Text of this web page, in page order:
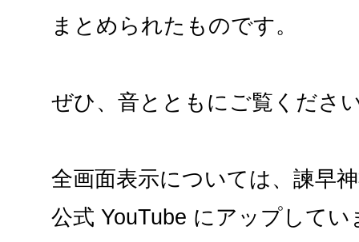
まとめられたものです。
ぜひ、音とともにご覧くださ
全画面表示については、諫早
公式 YouTube にアップしてい